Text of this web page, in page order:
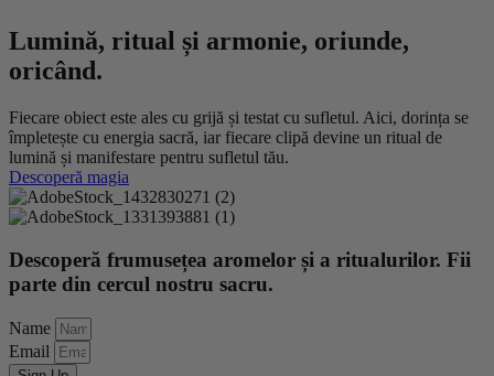
Lumină, ritual și armonie, oriunde,
oricând.
Fiecare obiect este ales cu grijă și testat cu sufletul. Aici, dorința se
împletește cu energia sacră, iar fiecare clipă devine un ritual de
lumină și manifestare pentru sufletul tău.
Descoperă magia
Descoperă frumusețea aromelor și a ritualurilor. Fii
parte din cercul nostru sacru.
Name
Email